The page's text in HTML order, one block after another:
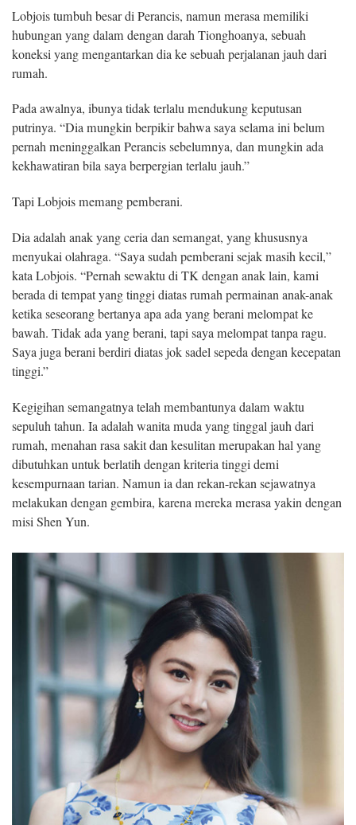
Lobjois tumbuh besar di Perancis, namun merasa memiliki
hubungan yang dalam dengan darah Tionghoanya, sebuah
koneksi yang mengantarkan dia ke sebuah perjalanan jauh dari
rumah.
Pada awalnya, ibunya tidak terlalu mendukung keputusan
putrinya. “Dia mungkin berpikir bahwa saya selama ini belum
pernah meninggalkan Perancis sebelumnya, dan mungkin ada
kekhawatiran bila saya berpergian terlalu jauh.”
Tapi Lobjois memang pemberani.
Dia adalah anak yang ceria dan semangat, yang khususnya
menyukai olahraga. “Saya sudah pemberani sejak masih kecil,”
kata Lobjois. “Pernah sewaktu di TK dengan anak lain, kami
berada di tempat yang tinggi diatas rumah permainan anak-anak
ketika seseorang bertanya apa ada yang berani melompat ke
bawah. Tidak ada yang berani, tapi saya melompat tanpa ragu.
Saya juga berani berdiri diatas jok sadel sepeda dengan kecepatan
tinggi.”
Kegigihan semangatnya telah membantunya dalam waktu
sepuluh tahun. Ia adalah wanita muda yang tinggal jauh dari
rumah, menahan rasa sakit dan kesulitan merupakan hal yang
dibutuhkan untuk berlatih dengan kriteria tinggi demi
kesempurnaan tarian. Namun ia dan rekan-rekan sejawatnya
melakukan dengan gembira, karena mereka merasa yakin dengan
misi Shen Yun.